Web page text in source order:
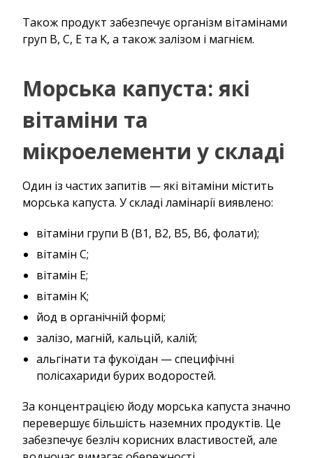
Також продукт забезпечує організм вітамінами
груп B, C, E та K, а також залізом і магнієм.
Морська капуста: які
вітаміни та
мікроелементи у складі
Один із частих запитів — які вітаміни містить
морська капуста. У складі ламінарії виявлено:
вітаміни групи B (B1, B2, B5, B6, фолати);
вітамін C;
вітамін E;
вітамін K;
йод в органічній формі;
залізо, магній, кальцій, калій;
альгінати та фукоїдан — специфічні
полісахариди бурих водоростей.
За концентрацією йоду морська капуста значно
перевершує більшість наземних продуктів. Це
забезпечує безліч корисних властивостей, але